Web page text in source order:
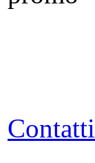
Contatti